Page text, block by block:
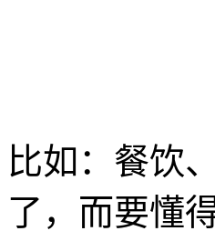
比如：餐饮
了，而要懂